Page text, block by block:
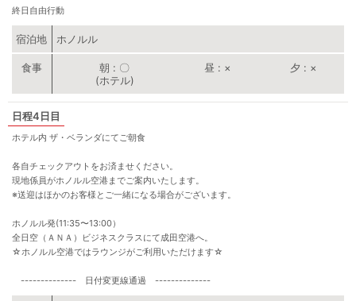
終日自由行動
宿泊地 ホノルル
朝
〇
(ホテル)
昼 × 夕 ×
4日目
ホテル内 ザ・ベランダにてご朝食
各自チェックアウトをお済ませください。
現地係員がホノルル空港までご案内いたします。
※送迎はほかのお客様とご一緒になる場合がございます。
ホノルル発(11:35〜13:00）
全日空（ＡＮＡ）ビジネスクラスにて成田空港へ。
☆ホノルル空港ではラウンジがご利用いただけます☆
-------------- 日付変更線通過 --------------